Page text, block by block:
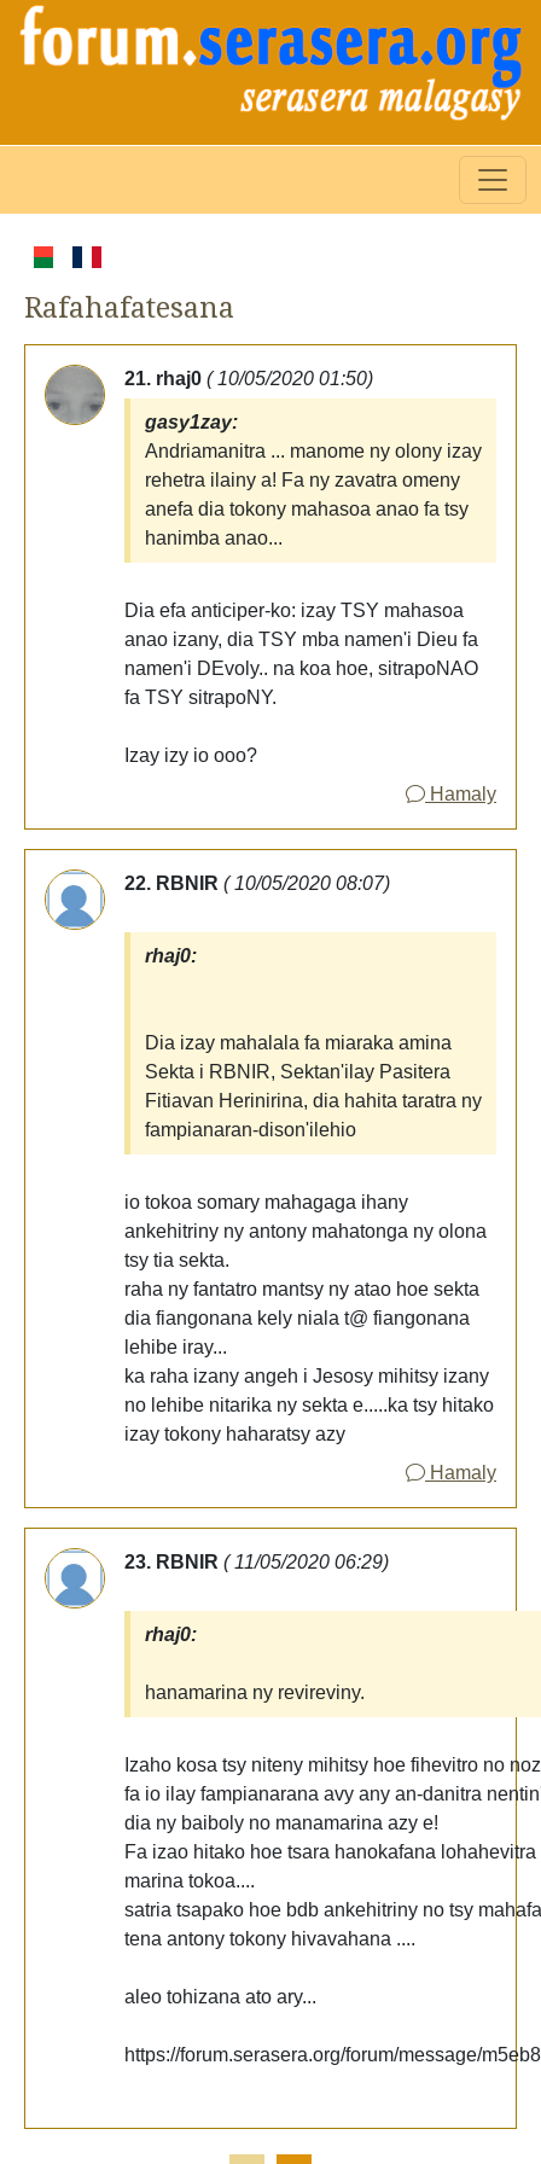
Rafahafatesana
21. rhaj0 ( 10/05/2020 01:50)
gasy1zay:
Andriamanitra ... manome ny olony izay
rehetra ilainy a! Fa ny zavatra omeny
anefa dia tokony mahasoa anao fa tsy
hanimba anao...
Dia efa anticiper-ko: izay TSY mahasoa
anao izany, dia TSY mba namen'i Dieu fa
namen'i DEvoly.. na koa hoe, sitrapoNAO
fa TSY sitrapoNY.
Izay izy io ooo?
Hamaly
22. RBNIR ( 10/05/2020 08:07)
rhaj0:
Dia izay mahalala fa miaraka amina
Sekta i RBNIR, Sektan'ilay Pasitera
Fitiavan Herinirina, dia hahita taratra ny
fampianaran-dison'ilehio
io tokoa somary mahagaga ihany
ankehitriny ny antony mahatonga ny olona
tsy tia sekta.
raha ny fantatro mantsy ny atao hoe sekta
dia fiangonana kely niala t@ fiangonana
lehibe iray...
ka raha izany angeh i Jesosy mihitsy izany
no lehibe nitarika ny sekta e.....ka tsy hitako
izay tokony haharatsy azy
Hamaly
23. RBNIR ( 11/05/2020 06:29)
rhaj0:
hanamarina ny revireviny.
Izaho kosa tsy niteny mihitsy hoe fihevitro no
fa io ilay fampianarana avy any an-danitra
dia ny baiboly no manamarina azy e!
Fa izao hitako hoe tsara hanokafana lohahevitra
marina tokoa....
satria tsapako hoe bdb ankehitriny no tsy
tena antony tokony hivavahana ....
aleo tohizana ato ary...
https://forum.serasera.org/forum/message/